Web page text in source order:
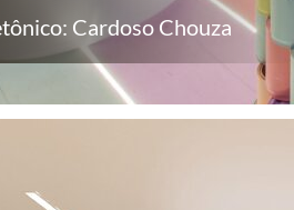
Cardoso Chouza